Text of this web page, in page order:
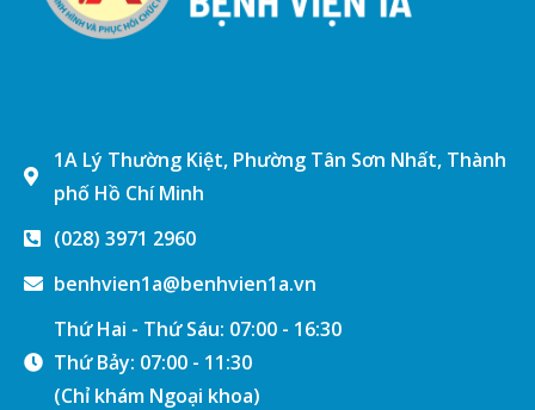
1A Lý Thường Kiệt, Phường Tân Sơn Nhất, Thành
phố Hồ Chí Minh
(028) 3971 2960
benhvien1a@benhvien1a.vn
Thứ Hai - Thứ Sáu: 07:00 - 16:30
Thứ Bảy: 07:00 - 11:30
(Chỉ khám Ngoại khoa)